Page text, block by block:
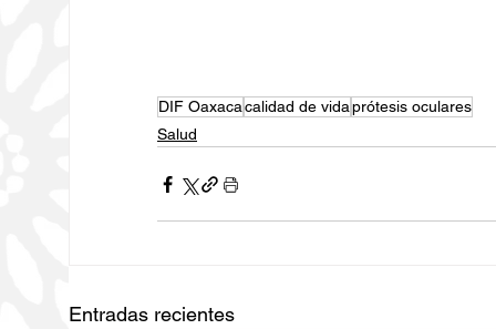
DIF Oaxacacalidad de vidaprótesis oculares
Salud
Entradas recientes